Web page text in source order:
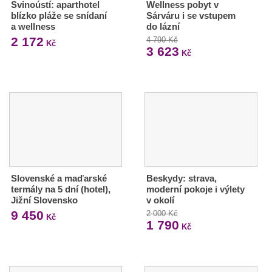
Svinoústí: aparthotel
blízko pláže se snídaní
a wellness
2 172 Kč
Wellness pobyt v
Sárváru i se vstupem
do lázní
4 790 Kč
3 623 Kč
Slovenské a maďarské
termály na 5 dní (hotel),
Jižní Slovensko
9 450 Kč
Beskydy: strava,
moderní pokoje i výlety
v okolí
2 000 Kč
1 790 Kč